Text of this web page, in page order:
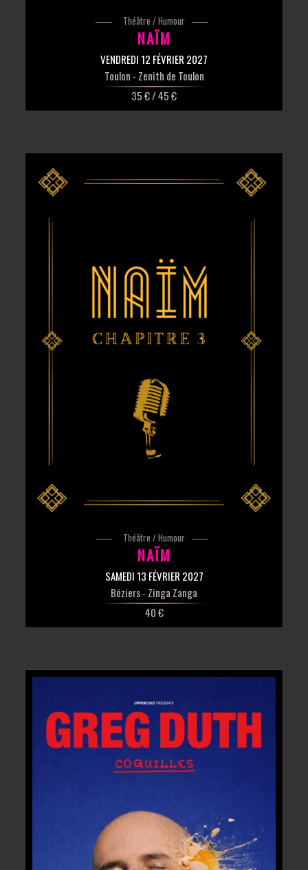
Théâtre / Humour
NAÏM
VENDREDI 12 FÉVRIER 2027
Toulon - Zenith de Toulon
35 € / 45 €
Théâtre / Humour
NAÏM
SAMEDI 13 FÉVRIER 2027
Béziers- Zinga Zanga
40 €